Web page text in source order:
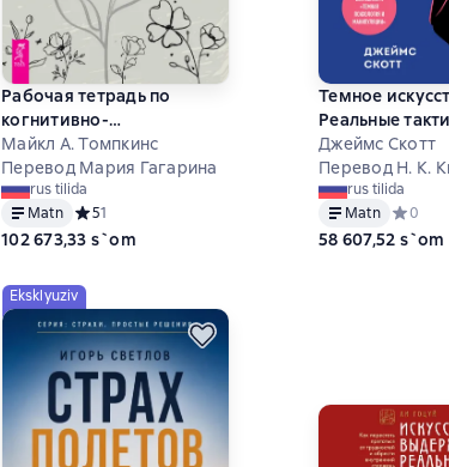
Рабочая тетрадь по
когнитивно-
поведенческой терапии.
Как навыки КПТ помогают
справляться со стрессом,
тревожностью и
депрессией
Майкл А. Томпкинс
Перевод Мария Гагарина
rus tilida
Matn
Средний рейтинг 5 на основе 1 оценок
51
102 673,33 s`om
Темное
Реальные
Как их
обезвредить
Джеймс Скотт
Перевод Н. К.
rus tilida
Matn
0
58 607,52 s`om
Eksklyuziv